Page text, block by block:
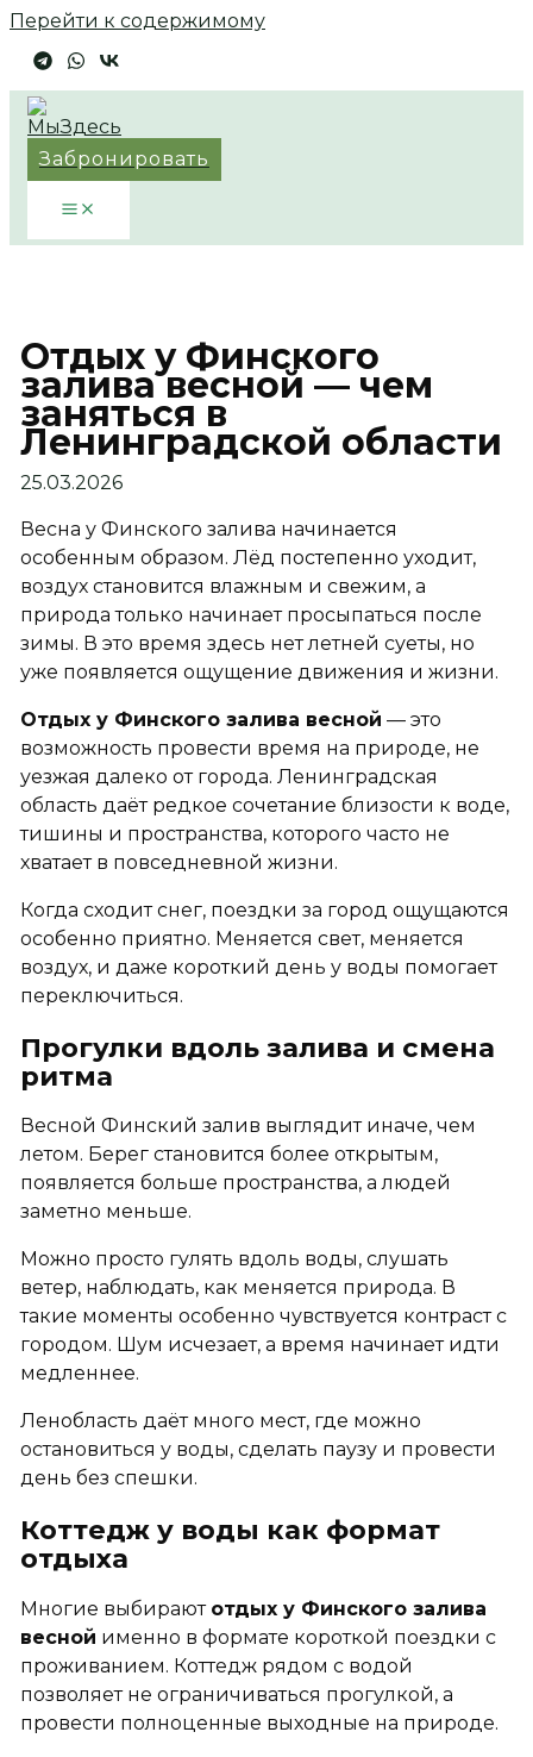
Перейти к содержимому
Забронировать
Отдых у Финского
залива весной — чем
заняться в
Ленинградской области
25.03.2026
Весна у Финского залива начинается
особенным образом. Лёд постепенно уходит,
воздух становится влажным и свежим, а
природа только начинает просыпаться после
зимы. В это время здесь нет летней суеты, но
уже появляется ощущение движения и жизни.
Отдых у Финского залива весной — это
возможность провести время на природе, не
уезжая далеко от города. Ленинградская
область даёт редкое сочетание близости к воде,
тишины и пространства, которого часто не
хватает в повседневной жизни.
Когда сходит снег, поездки за город ощущаются
особенно приятно. Меняется свет, меняется
воздух, и даже короткий день у воды помогает
переключиться.
Прогулки вдоль залива и смена
ритма
Весной Финский залив выглядит иначе, чем
летом. Берег становится более открытым,
появляется больше пространства, а людей
заметно меньше.
Можно просто гулять вдоль воды, слушать
ветер, наблюдать, как меняется природа. В
такие моменты особенно чувствуется контраст с
городом. Шум исчезает, а время начинает идти
медленнее.
Ленобласть даёт много мест, где можно
остановиться у воды, сделать паузу и провести
день без спешки.
Коттедж у воды как формат
отдыха
Многие выбирают отдых у Финского залива
весной именно в формате короткой поездки с
проживанием. Коттедж рядом с водой
позволяет не ограничиваться прогулкой, а
провести полноценные выходные на природе.